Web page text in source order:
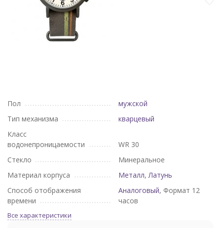
Пол
мужской
Тип механизма
кварцевый
Класс
водонепроницаемости
WR 30
Стекло
Минеральное
Материал корпуса
Металл,Латунь
Способ отображения
времени
Аналоговый, Формат 12
часов
Все характеристики